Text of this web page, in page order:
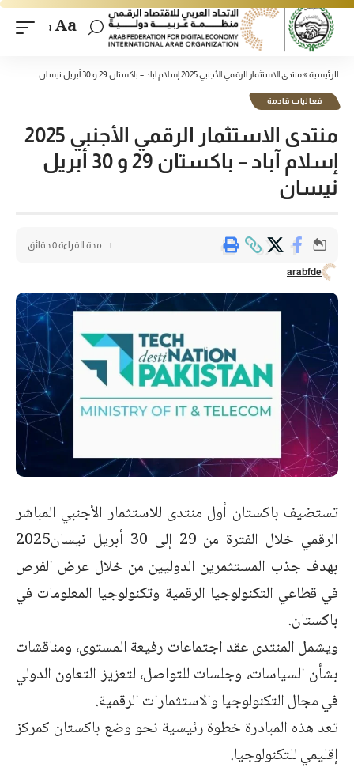
Aa
الرئيسية »منتدى الاستثمار الرقمي الأجنبي 2025 إسلام آباد – باكستان 29 و 30 أبريل نيسان
فعاليات قادمة
منتدى الاستثمار الرقمي الأجنبي 2025
إسلام آباد – باكستان 29 و 30 أبريل
نيسان
arabfde
مدة القراءة 0 دقائق
تستضيف باكستان أول منتدى للاستثمار الأجنبي المباشر
الرقمي خلال الفترة من 29 إلى 30 أبريل نيسان2025
بهدف جذب المستثمرين الدوليين من خلال عرض الفرص
في قطاعي التكنولوجيا الرقمية وتكنولوجيا المعلومات في
باكستان.
ويشمل المنتدى عقد اجتماعات رفيعة المستوى، ومناقشات
بشأن السياسات، وجلسات للتواصل، لتعزيز التعاون الدولي
في مجال التكنولوجيا والاستثمارات الرقمية.
تعد هذه المبادرة خطوة رئيسية نحو وضع باكستان كمركز
إقليمي للتكنولوجيا.